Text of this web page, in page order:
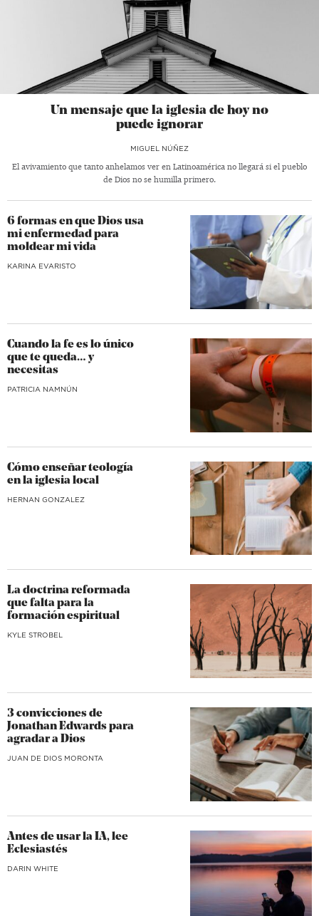
Un mensaje que la iglesia de hoy no
puede ignorar
MIGUEL NÚÑEZ
El avivamiento que tanto anhelamos ver en Latinoamérica no llegará si el pueblo
de Dios no se humilla primero.
6 formas en que Dios usa
mi enfermedad para
moldear mi vida
KARINA EVARISTO
Cuando la fe es lo único
que te queda… y
necesitas
​PATRICIA NAMNÚN
Cómo enseñar teología
en la iglesia local
HERNAN GONZALEZ
La doctrina reformada
que falta para la
formación espiritual
KYLE STROBEL
3 convicciones de
Jonathan Edwards para
agradar a Dios
JUAN DE DIOS MORONTA
Antes de usar la IA, lee
Eclesiastés
DARIN WHITE